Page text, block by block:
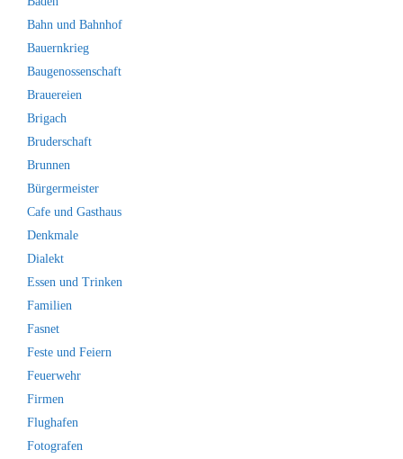
Bahn und Bahnhof
Bauernkrieg
Baugenossenschaft
Brauereien
Brigach
Bruderschaft
Brunnen
Bürgermeister
Cafe und Gasthaus
Denkmale
Dialekt
Essen und Trinken
Familien
Fasnet
Feste und Feiern
Feuerwehr
Firmen
Flughafen
Fotografen